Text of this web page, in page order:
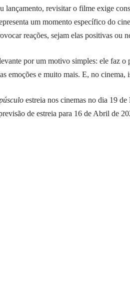
lançamento, revisitar o filme exige
um momento específico do
reações, sejam elas positivas ou
por um motivo simples: ele faz
emoções e muito mais. E, no cinema,
estreia nos cinemas no dia 19
de estreia para 16 de Abril de